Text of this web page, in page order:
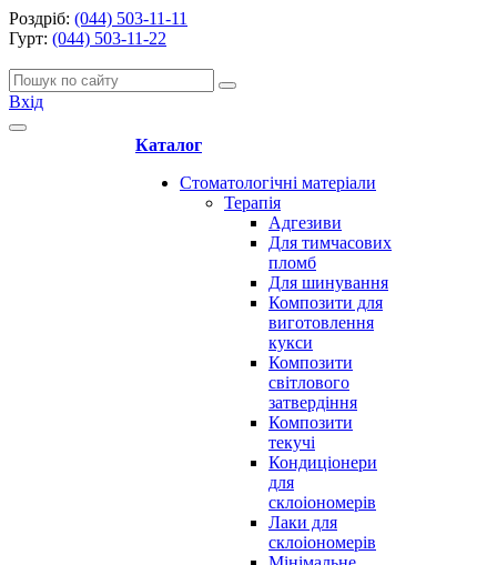
Роздріб: (044) 503-11-11
Гурт: (044) 503-11-22
Вхід
Каталог
Стоматологічні матеріали
Терапія
Адгезиви
Для тимчасових
пломб
Для шинування
Композити для
виготовлення
кукси
Композити
світлового
затвердіння
Композити
текучі
Кондиціонери
для
склоіономерів
Лаки для
склоіономерів